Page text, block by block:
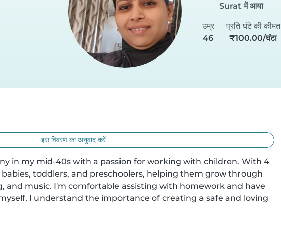
Surat में आया
उम्र
46
प्रति घंटे की कीमत
₹100.00/घंटा
इस विवरण का अनुवाद करें
in my mid-40s with a passion for working with children. With 4
toddlers, and preschoolers, helping them grow through
and music. I'm comfortable assisting with homework and have
I understand the importance of creating a safe and loving